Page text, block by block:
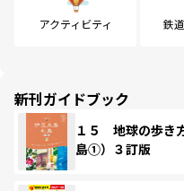
アクティビティ 鉄
新刊ガイドブック
１５ 地球の歩
島①）３訂版